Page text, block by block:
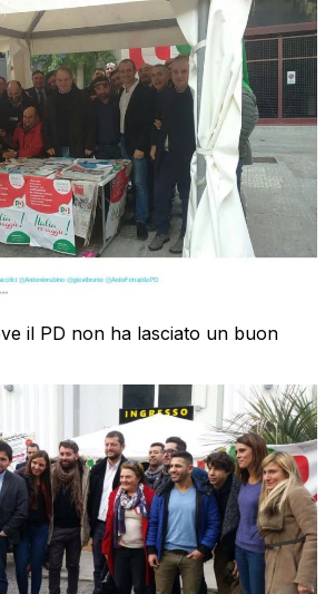
il PD non ha lasciato un buon